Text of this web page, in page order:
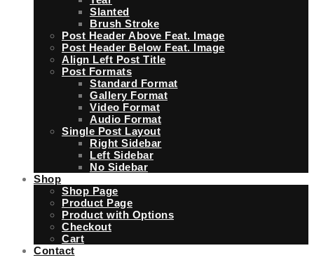
Slanted
Brush Stroke
Post Header Above Feat. Image
Post Header Below Feat. Image
Align Left Post Title
Post Formats
Standard Format
Gallery Format
Video Format
Audio Format
Single Post Layout
Right Sidebar
Left Sidebar
No Sidebar
Shop
Shop Page
Product Page
Product with Options
Checkout
Cart
Contact